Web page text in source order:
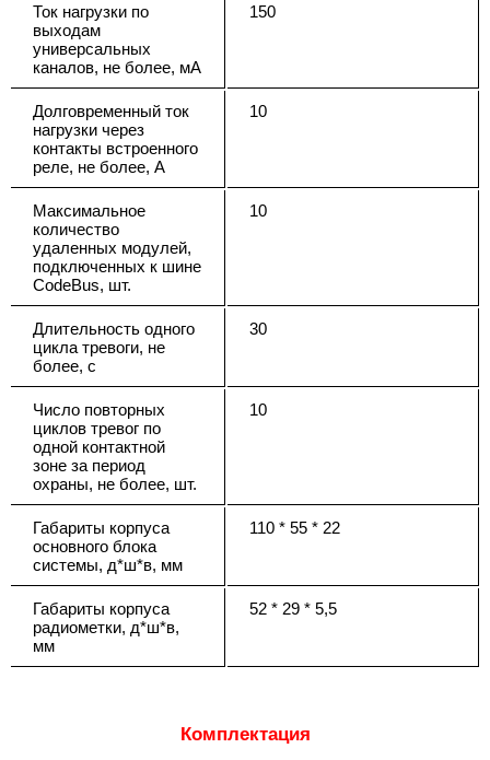
Ток нагрузки по
выходам
универсальных
каналов, не более, мА
150
Долговременный ток
нагрузки через
контакты встроенного
реле, не более, А
10
Максимальное
количество
удаленных модулей,
подключенных к шине
CodeBus, шт.
10
Длительность одного
цикла тревоги, не
более, с
30
Число повторных
циклов тревог по
одной контактной
зоне за период
охраны, не более, шт.
10
Габариты корпуса
основного блока
системы, д*ш*в, мм
110 * 55 * 22
Габариты корпуса
радиометки, д*ш*в,
мм
52 * 29 * 5,5
Комплектация